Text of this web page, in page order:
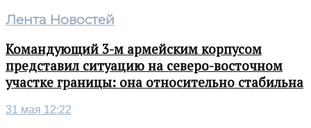
Лента Новостей
Командующий 3-м армейским корпусом
представил ситуацию на северо-восточном
участке границы: она относительно стабильна
31 мая 12:22